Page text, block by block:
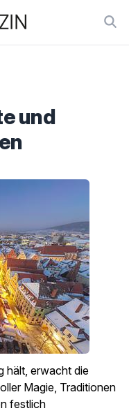
und
hält, erwacht die
Magie, Traditionen
festlich